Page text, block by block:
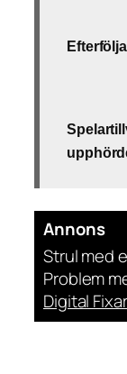
Annons
Strul med
Problem
Digital